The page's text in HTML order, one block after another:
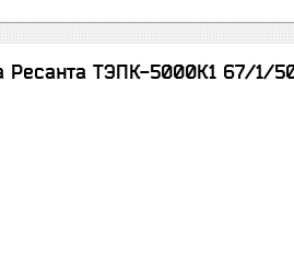
Ресанта ТЭПК-5000К1 67/1/